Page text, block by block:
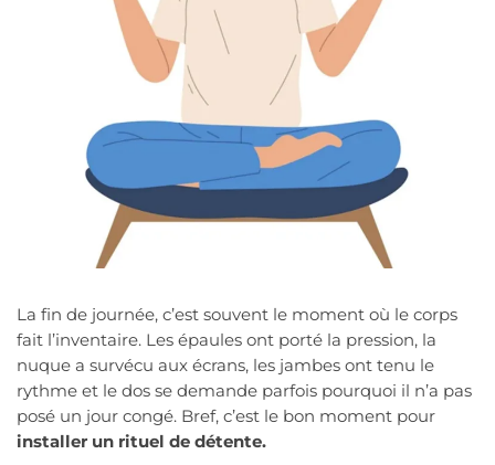
La fin de journée, c’est souvent le moment où le corps
fait l’inventaire. Les épaules ont porté la pression, la
nuque a survécu aux écrans, les jambes ont tenu le
rythme et le dos se demande parfois pourquoi il n’a pas
posé un jour congé. Bref, c’est le bon moment pour
installer un rituel de détente.